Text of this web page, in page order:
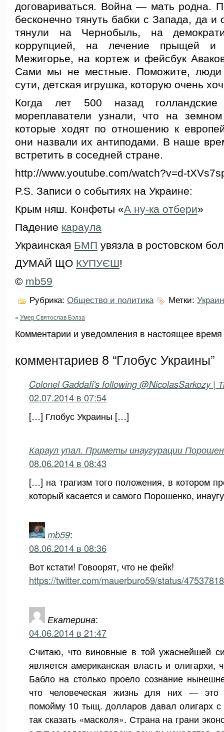
договариваться. Война — мать родна.
бесконечно тянуть бабки с Запада, да и
тянули на Чернобыль, на
коррупцией, на лечение прыщей и
Межигорье, на кортеж и фейсбук
Сами мы не местные. Поможите,
сути, детская игрушка, которую очень
Когда лет 500 назад голландские
мореплаватели узнали, что на
которые ходят по отношению к
они назвали их антиподами. В наше
встретить в соседней стране.
http://www.youtube.com/watch?v=d-
P.S. Записи о событиях на Украине:
Крым няш. Конфеты «А ну-ка отбери»
Падение караула
Украинская БМП увязла в ростовском
ДУМАЙ ЩО КУПУЄШ!
© mb59
Рубрика: Общество и политика Метки:
« Умер Святослав Бэлза
Комментарии и уведомления в настоящее
комментариев 8 “Глобус Украины”
Colonel Gaddafi's following @NicolasSarkozy |
02.07.2014 в 07:54
[…] Глобус Украины […]
Караул упал. Приметы инаугурации
08.06.2014 в 08:43
[…] на трагизм того положения, в котором
который касается и самого Порошенко,
mb59:
08.06.2014 в 08:36
Вот кстати! Говоорят, что не фейк!
https://twitter.com/mauerburo59/status/
Екатерина:
04.06.2014 в 21:47
Считаю, что виновные в той ужаснейшей
является американская власть и олигархи,
Бабло на столько проело сознание
что человеческая жизнь для них — это
помойму 10 тыщ. долларов давал олигарх с
так сказать «масколя». Страна на грани